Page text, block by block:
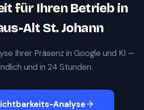
für Ihren Betrieb in
Alt St. Johann
Ihrer Präsenz in Google und KI —
und in 24 Stunden.
Analyse